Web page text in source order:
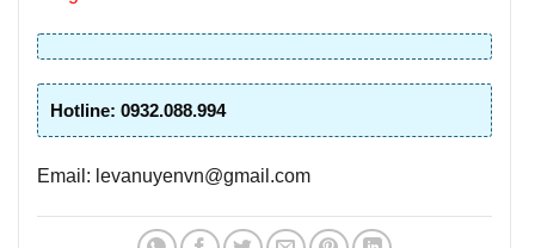
Hotline: 0932.088.994
Email: levanuyenvn@gmail.com